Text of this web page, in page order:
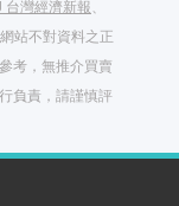
台灣經濟新報、
站不對資料之正
考，無推介買賣
負責，請謹慎評